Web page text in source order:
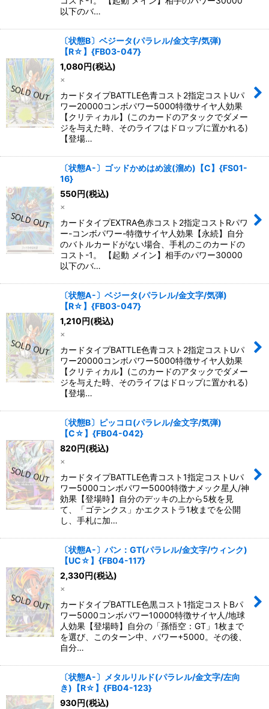
以下のバ…
〔状態B〕ベジータ(パラレル/金文字/気弾)
【R☆】{FB03-047}
1,080 円(税込)
×
カードタイプBATTLE色青コスト2指定コストUパ
ワー20000コンボパワー5000特徴サイヤ人効果
【クリティカル】(このカードのアタックでダメー
ジを与えた時、そのライフはドロップに置かれる)
【登場…
〔状態A-〕ゴッドかめはめ波(溜め)【C】{FS01-
16}
550 円(税込)
×
カードタイプEXTRA色赤コスト2指定コストRパワ
ー-コンボパワー-特徴サイヤ人効果【永続】自分
のバトルカードがない場合、手札のこのカードの
コスト-1。 【起動 メイン】相手のパワー30000
以下のバ…
〔状態A-〕ベジータ(パラレル/金文字/気弾)
【R☆】{FB03-047}
1,210 円(税込)
×
カードタイプBATTLE色青コスト2指定コストUパ
ワー20000コンボパワー5000特徴サイヤ人効果
【クリティカル】(このカードのアタックでダメー
ジを与えた時、そのライフはドロップに置かれる)
【登場…
〔状態B〕ピッコロ(パラレル/金文字/気弾)
【C☆】{FB04-042}
820 円(税込)
×
カードタイプBATTLE色青コスト1指定コストUパ
ワー5000コンボパワー5000特徴ナメック星人/神
効果【登場時】自分のデッキの上から5枚を見
て、「ゴテンクス」かエクストラ1枚までを公開
し、手札に加…
〔状態A-〕パン：GT(パラレル/金文字/ウィンク)
【UC☆】{FB04-117}
2,330 円(税込)
×
カードタイプBATTLE色黒コスト1指定コストBパ
ワー5000コンボパワー10000特徴サイヤ人/地球
人効果【登場時】自分の「孫悟空：GT」1枚まで
を選び、このターン中、パワー+5000。その後、
自分…
〔状態A-〕メタルリルド(パラレル/金文字/左向
き)【R☆】{FB04-123}
930 円(税込)